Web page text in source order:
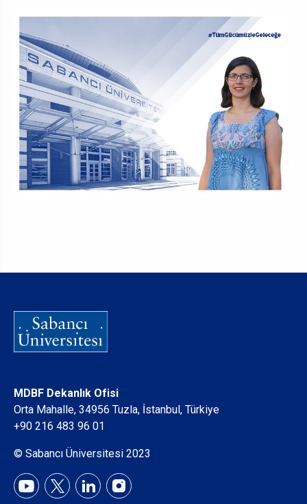
MDBF Dekanlık Ofisi
Orta Mahalle, 34956 Tuzla, İstanbul, Türkiye
+90 216 483 96 01
© Sabancı Üniversitesi 2023